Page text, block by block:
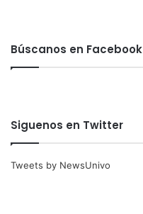
Búscanos en Facebook
Siguenos en Twitter
Tweets by NewsUnivo